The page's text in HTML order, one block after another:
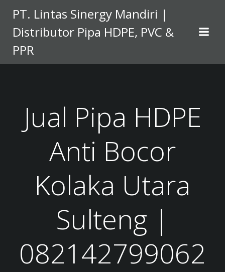
to
content
PT. Lintas Sinergy Mandiri |
Distributor Pipa HDPE, PVC &
PPR
Jual Pipa HDPE
Anti Bocor
Kolaka Utara
Sulteng |
082142799062